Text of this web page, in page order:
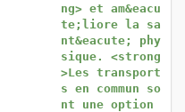
ng> et am&eacu
te;liore la sa
nt&eacute; phy
sique. <strong
>Les transport
s en commun so
nt une option